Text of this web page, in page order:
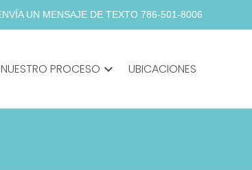
UN MENSAJE DE TEXTO 786-501-8006
NUESTRO PROCESO expand_more UBICACIONES